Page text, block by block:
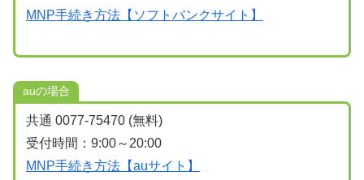
MNP手続き方法【ソフトバンクサイト】
auの場合
共通 0077-75470 (無料)
受付時間：9:00～20:00
MNP手続き方法【auサイト】